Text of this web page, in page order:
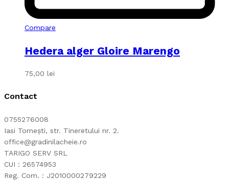
Compare
Hedera alger Gloire Marengo
75,00 lei
Contact
0755276008
Iasi Tomești, str. Tineretului nr. 2.
office@gradinilacheie.ro
TARIGO SERV SRL
CUI : 26574953
Reg. Com. : J2010000279229